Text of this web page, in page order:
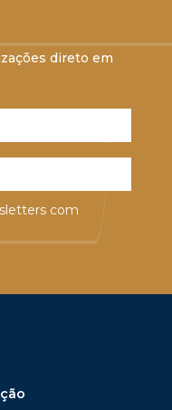
direto em
com